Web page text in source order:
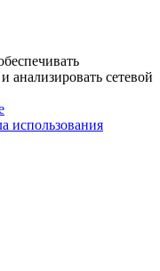
анализировать сетевой
использования